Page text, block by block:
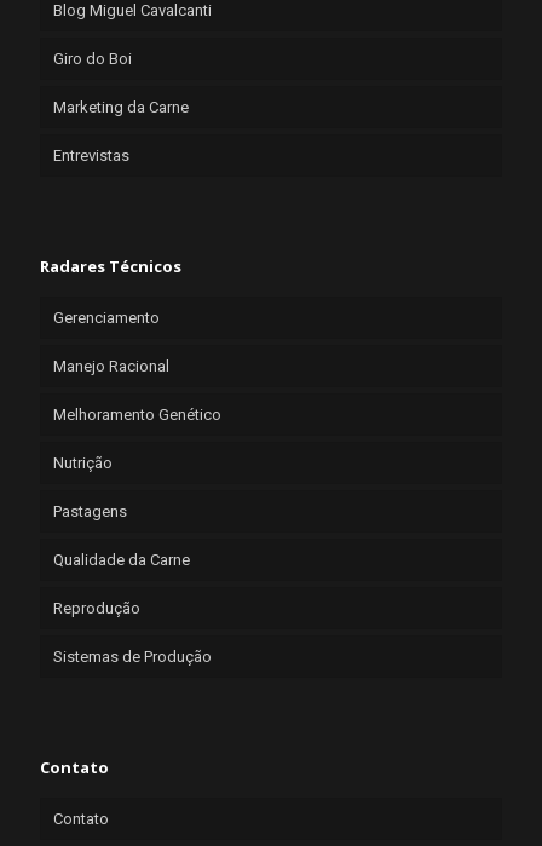
Blog Miguel Cavalcanti
Giro do Boi
Marketing da Carne
Entrevistas
Radares Técnicos
Gerenciamento
Manejo Racional
Melhoramento Genético
Nutrição
Pastagens
Qualidade da Carne
Reprodução
Sistemas de Produção
Contato
Contato